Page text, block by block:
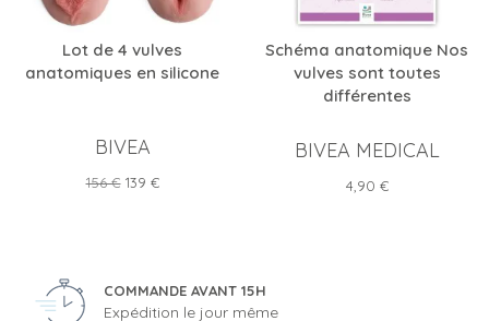
Lot de 4 vulves
anatomiques en silicone
BIVEA
Prix
156 € Prix
139 €
Schéma anatomique Nos
vulves sont toutes
différentes
BIVEA MEDICAL
Prix
4,90 €
COMMANDE AVANT 15H
Expédition le jour même